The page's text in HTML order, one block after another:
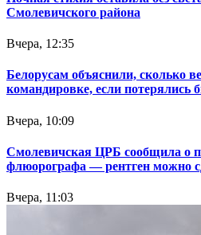
Смолевичского района
Вчера, 12:35
Белорусам объяснили, сколько
командировке, если потерялись
Вчера, 10:09
Смолевичская ЦРБ сообщила о
флюорографа — рентген можно
Вчера, 11:03